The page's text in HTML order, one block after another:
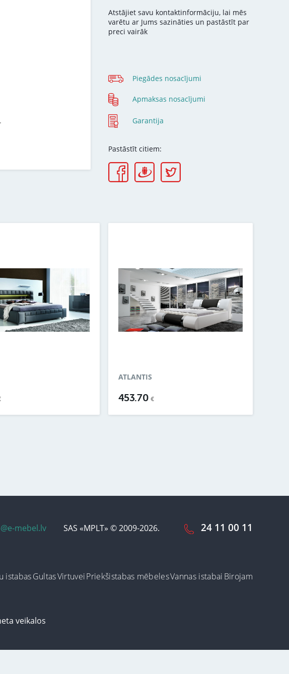
Atstājiet savu kontaktinformāciju, lai mēs
varētu ar Jums sazināties un pastāstīt par
preci vairāk
Piegādes nosacījumi
Apmaksas nosacījumi
Garantija
Pastāstīt citiem:
ATLANTIS
453.70 €
mebel.lv SAS «MPLT» © 2009-2026. 24 11 00 11
istabasGultasVirtuveiPriekšistabas mēbelesVannas istabai Birojam